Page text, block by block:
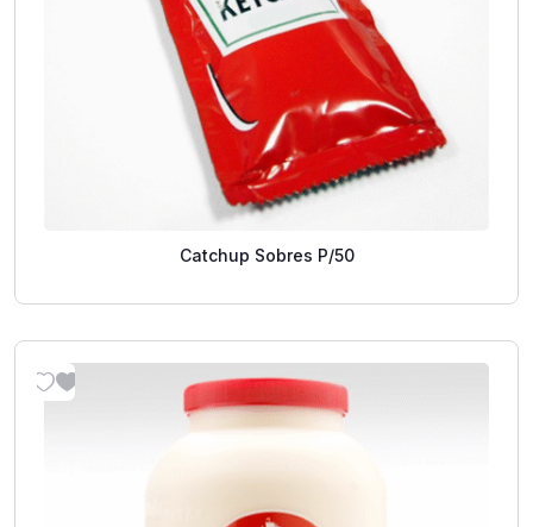
Catchup Sobres P/50